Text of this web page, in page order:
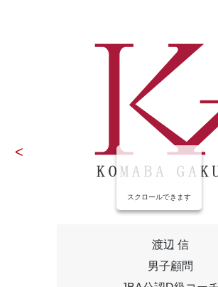
渡辺 信
男子顧問
スクロールできます